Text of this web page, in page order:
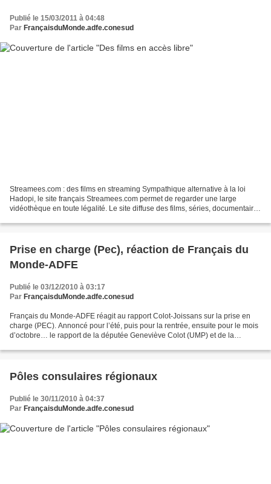
Publié le 15/03/2011 à 04:48
Par FrançaisduMonde.adfe.conesud
Streamees.com : des films en streaming Sympathique alternative à la loi
Hadopi, le site français Streamees.com permet de regarder une large
vidéothèque en toute légalité. Le site diffuse des films, séries, documentaires
Prise en charge (Pec), réaction de Français du
Monde-ADFE
Publié le 03/12/2010 à 03:17
Par FrançaisduMonde.adfe.conesud
Français du Monde-ADFE réagit au rapport Colot-Joissans sur la prise en
charge (PEC). Annoncé pour l’été, puis pour la rentrée, ensuite pour le mois
d’octobre… le rapport de la députée Geneviève Colot (UMP) et de la
Pôles consulaires régionaux
Publié le 30/11/2010 à 04:37
Par FrançaisduMonde.adfe.conesud